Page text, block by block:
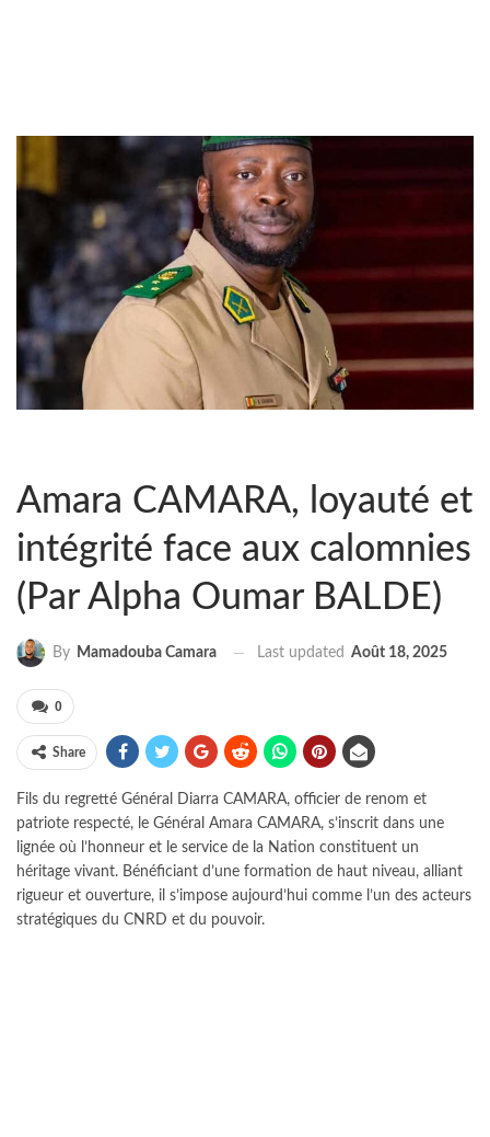
Amara CAMARA, loyauté et
intégrité face aux calomnies
(Par Alpha Oumar BALDE)
By Mamadouba Camara Last updated Août 18, 2025
0
Share
Fils du regretté Général Diarra CAMARA, officier de renom et
patriote respecté, le Général Amara CAMARA, s’inscrit dans une
lignée où l’honneur et le service de la Nation constituent un
héritage vivant. Bénéficiant d’une formation de haut niveau, alliant
rigueur et ouverture, il s’impose aujourd’hui comme l’un des acteurs
stratégiques du CNRD et du pouvoir.